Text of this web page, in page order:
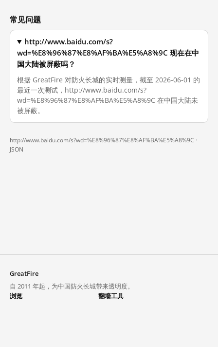
常见问题
http://www.baidu.com/s?
wd=%E8%96%87%E8%AF%BA%E5%A8%9C 现在在中
国大陆被屏蔽吗？
根据 GreatFire 对防火长城的实时测量，截至 2026-06-01 的
最近一次测试，http://www.baidu.com/s?
wd=%E8%96%87%E8%AF%BA%E5%A8%9C 在中国大陆未
被屏蔽。
http://www.baidu.com/s?wd=%E8%96%87%E8%AF%BA%E5%A8%9C ·
JSON
GreatFire
自 2011 年起，为中国防火长城带来透明度。
浏览
翻墙工具